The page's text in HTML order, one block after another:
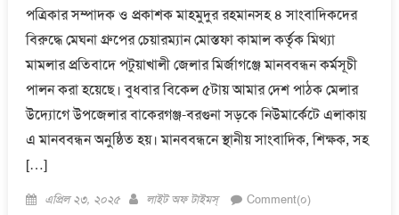
পত্রিকার সম্পাদক ও প্রকাশক মাহমুদুর রহমানসহ ৪ সাংবাদিকদের
বিরুদ্ধে মেঘনা গ্রুপের চেয়ারম্যান মোস্তফা কামাল কর্তৃক মিথ্যা
মামলার প্রতিবাদে পটুয়াখালী জেলার মির্জাগঞ্জে মানববন্ধন কর্মসূচী
পালন করা হয়েছে। বুধবার বিকেল ৫টায় আমার দেশ পাঠক মেলার
উদ্যোগে উপজেলার বাকেরগঞ্জ-বরগুনা সড়কে নিউমার্কেটে এলাকায়
এ মানববন্ধন অনুষ্ঠিত হয়। মানববন্ধনে স্থানীয় সাংবাদিক, শিক্ষক, সহ
[…]
Posted
এপ্রিল ২৩, ২০২৫ Author
লাইট অফ টাইমস্ Comment(০)